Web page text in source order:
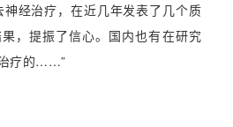
神经治疗，在近几年发表了几个质
，提振了信心。国内也有在研究
疗的……”